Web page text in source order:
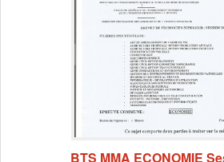
BTS MMA ECONOMIE